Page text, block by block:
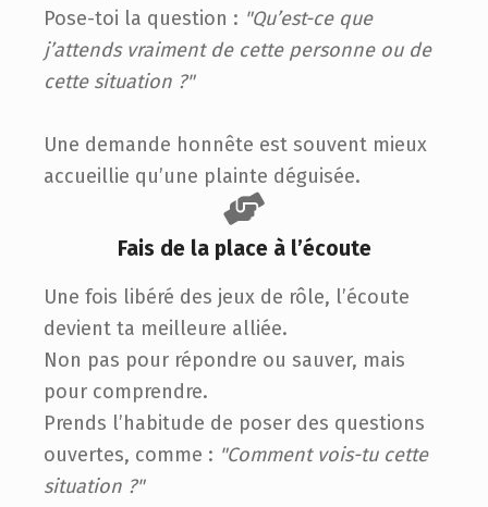
Pose-toi la question : "Qu’est-ce que
j’attends vraiment de cette personne ou de
cette situation ?"
Une demande honnête est souvent mieux
accueillie qu’une plainte déguisée.
Fais de la place à l’écoute
Une fois libéré des jeux de rôle, l’écoute
devient ta meilleure alliée.
Non pas pour répondre ou sauver, mais
pour comprendre.
Prends l’habitude de poser des questions
ouvertes, comme : "Comment vois-tu cette
situation ?"